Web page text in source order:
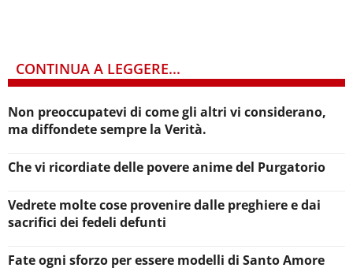
CONTINUA A LEGGERE...
Non preoccupatevi di come gli altri vi considerano,
ma diffondete sempre la Verità.
Che vi ricordiate delle povere anime del Purgatorio
Vedrete molte cose provenire dalle preghiere e dai
sacrifici dei fedeli defunti
Fate ogni sforzo per essere modelli di Santo Amore